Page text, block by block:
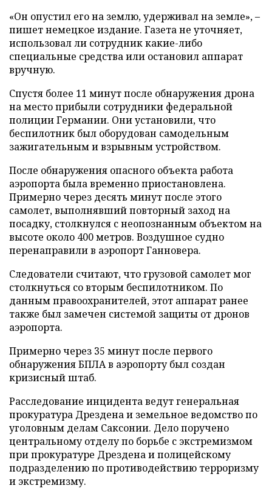
«Он опустил его на землю, удерживал на земле», –
пишет немецкое издание. Газета не уточняет,
использовал ли сотрудник какие-либо
специальные средства или остановил аппарат
вручную.
Спустя более 11 минут после обнаружения дрона
на место прибыли сотрудники федеральной
полиции Германии. Они установили, что
беспилотник был оборудован самодельным
зажигательным и взрывным устройством.
После обнаружения опасного объекта работа
аэропорта была временно приостановлена.
Примерно через десять минут после этого
самолет, выполнявший повторный заход на
посадку, столкнулся с неопознанным объектом на
высоте около 400 метров. Воздушное судно
перенаправили в аэропорт Ганновера.
Следователи считают, что грузовой самолет мог
столкнуться со вторым беспилотником. По
данным правоохранителей, этот аппарат ранее
также был замечен системой защиты от дронов
аэропорта.
Примерно через 35 минут после первого
обнаружения БПЛА в аэропорту был создан
кризисный штаб.
Расследование инцидента ведут генеральная
прокуратура Дрездена и земельное ведомство по
уголовным делам Саксонии. Дело поручено
центральному отделу по борьбе с экстремизмом
при прокуратуре Дрездена и полицейскому
подразделению по противодействию терроризму
и экстремизму.